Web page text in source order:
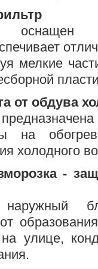
оснащен
мелкие
от обдува
на
холодного
-
улице,